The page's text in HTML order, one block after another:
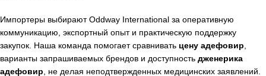
Импортеры выбирают Oddway International за оперативную
коммуникацию, экспортный опыт и практическую поддержку
закупок. Наша команда помогает сравнивать цену адефовир
варианты запрашиваемых брендов и доступность дженерика
адефовир , не делая неподтвержденных медицинских заявлений.